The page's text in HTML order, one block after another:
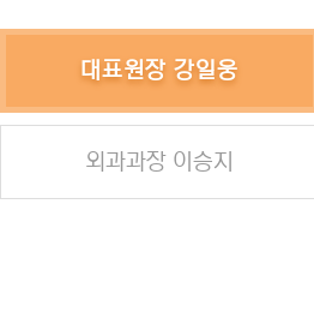
대표원장 강일웅
외과과장 이승지